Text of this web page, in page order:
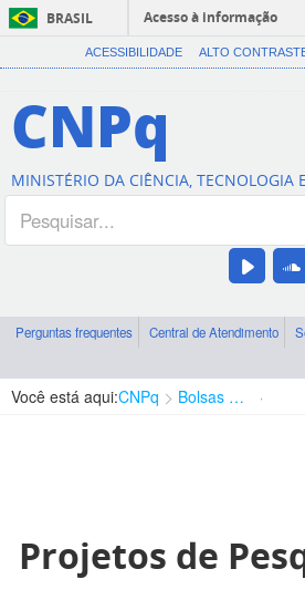
BRASIL
Acesso à informação
ACESSIBILIDADE ALTO
CNPq
MINISTÉRIO DA CIÊNCIA, TECNOLOGIA
Perguntas frequentes Central de Atendimento
Você está aqui:CNPq Bolsas e Auxílios Vigentes
Projetos de